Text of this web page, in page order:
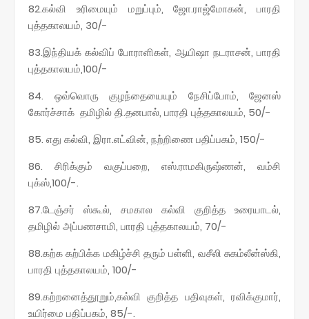
82.கல்வி உரிமையும் மறுப்பும், ஜோ.ராஜ்மோகன், பாரதி
புத்தகாலயம், 30/-
83.இந்தியக் கல்விப் போராளிகள், ஆயிஷா நடராசன், பாரதி
புத்தகாலயம்,100/-
84. ஒவ்வொரு குழந்தையையும் நேசிப்போம், ஜேனஸ்
கோர்ச்சாக் தமிழில் தி.தனபால், பாரதி புத்தகாலயம், 50/-
85. எது கல்வி, இரா.எட்வின், நற்றிணை பதிப்பகம், 150/-
86. சிரிக்கும் வகுப்பறை, எஸ்.ராமகிருஷ்ணன், வம்சி
புக்ஸ்,100/-.
87.டேஞ்சர் ஸ்கூல், சமகால கல்வி குறித்த உரையாடல்,
தமிழில் அப்பணசாமி, பாரதி புத்தகாலயம், 70/-
88.கற்க கற்பிக்க மகிழ்ச்சி தரும் பள்ளி, வசீலி சுகம்லீன்ஸ்கி,
பாரதி புத்தகாலயம், 100/-
89.கற்றனைத்தூறும்,கல்வி குறித்த பதிவுகள், ரவிக்குமார்,
உயிர்மை பதிப்பகம், 85/-.